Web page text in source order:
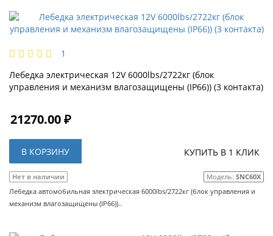
1
Лебедка электрическая 12V 6000lbs/2722кг (блок
управления и механизм влагозащищены (IP66)) (3 контакта)
21270.00 ₽
В КОРЗИНУ КУПИТЬ В 1 КЛИК
Нет в наличии Модель: SNC60X
Лебедка автомобильная электрическая 6000lbs/2722кг (блок управления и
механизм влагозащищены (IP66))..